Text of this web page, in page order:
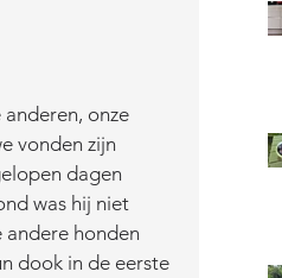
onze
vonden zijn
dagen
was hij niet
andere honden
dook in de eerste